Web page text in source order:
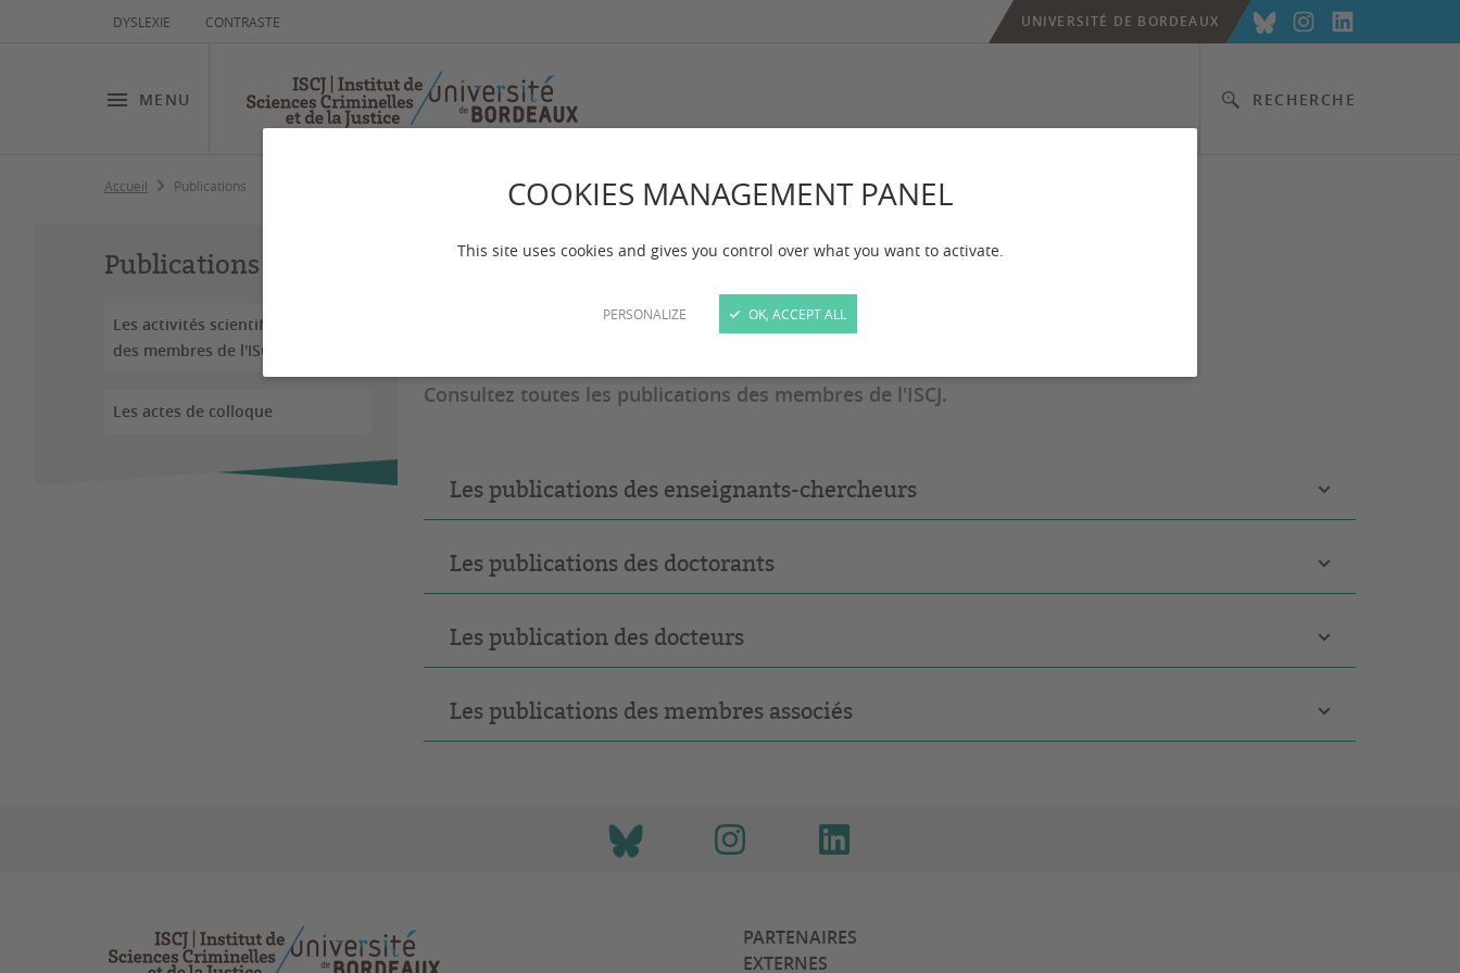
COOKIES MANAGEMENT PANEL
This site uses cookies and gives you control over what you want to activate.
PERSONALIZE OK, ACCEPT ALL
DYSLEXIE CONTRASTE
MENU RECHERCHE
UNIVERSITÉ DE BORDEAUX
Accueil Publications
Publications
Les activités scientifiques
des membres de l'ISCJ
Les actes de colloque
Publications
Consultez toutes les publications des membres de l'ISCJ.
Les publications des enseignants-chercheurs
Les publications des doctorants
Les publication des docteurs
Les publications des membres associés
PARTENAIRES
EXTERNES